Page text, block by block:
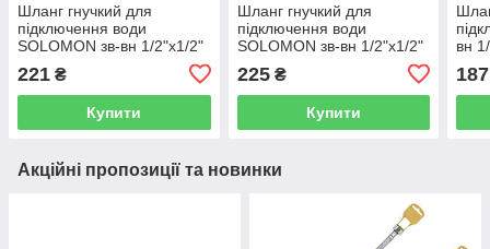
Шланг гнучкий для
підключення води
SOLOMON зв-вн 1/2"x1/2"
60 см 110146 000000958
221 ₴
Купити
Шланг гнучкий для
підключення води
SOLOMON зв-вн 1/2"x1/2"
70 см 110147 000001031
225₴
Купити
вн
187
Акційні пропозиції та новинки